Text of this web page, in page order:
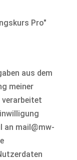
Pro"
aus dem
meiner
verarbeitet
an mail@mw-